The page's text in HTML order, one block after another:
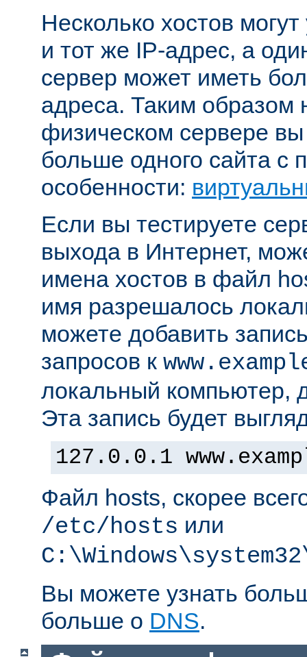
Несколько хостов
и тот же IP-адрес, а
сервер может иметь
адреса. Таким образом
физическом сервере
больше одного сайта с
особенности:
Если вы тестируете
выхода в Интернет,
имена хостов в файл
имя разрешалось
можете добавить
запросов к
локальный компьютер,
Эта запись будет
127.0.0.1
Файл hosts, скорее
/etc/hosts или
Вы можете узнать
больше о DNS.